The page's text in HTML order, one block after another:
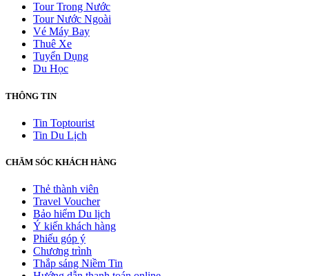
Tour Trong Nước
Tour Nước Ngoài
Vé Máy Bay
Thuê Xe
Tuyển Dụng
Du Học
THÔNG TIN
Tin Toptourist
Tin Du Lịch
CHĂM SÓC KHÁCH HÀNG
Thẻ thành viên
Travel Voucher
Bảo hiểm Du lịch
Ý kiến khách hàng
Phiếu góp ý
Chương trình
Thắp sáng Niềm Tin